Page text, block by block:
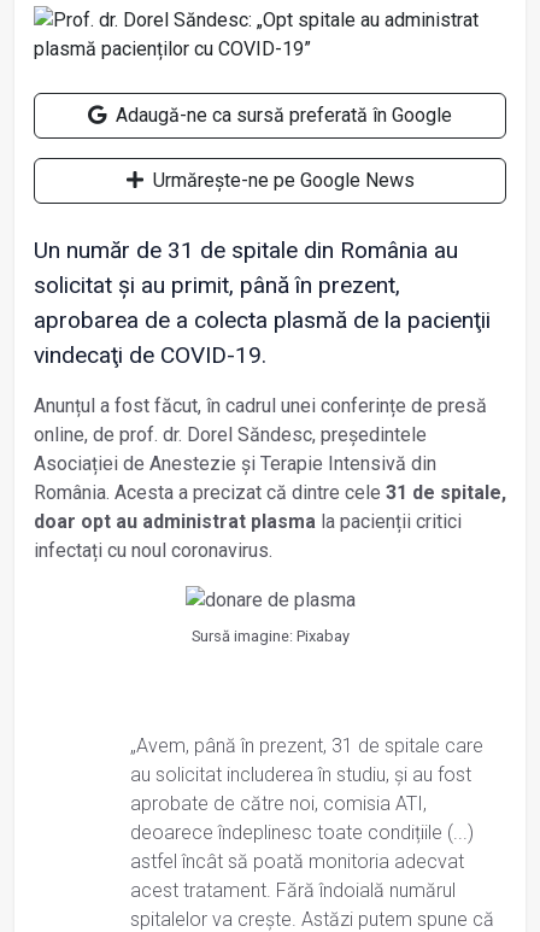
Adaugă-ne ca sursă preferată în Google
Urmărește-ne pe Google News
Un număr de 31 de spitale din România au
solicitat și au primit, până în prezent,
aprobarea de a colecta plasmă de la pacienţii
vindecaţi de COVID-19.
Anunțul a fost făcut, în cadrul unei conferințe de presă
online, de prof. dr. Dorel Săndesc, președintele
Asociației de Anestezie și Terapie Intensivă din
România. Acesta a precizat că dintre cele 31 de spitale,
doar opt au administrat plasma la pacienții critici
infectați cu noul coronavirus.
Sursă imagine: Pixabay
„Avem, până în prezent, 31 de spitale care
au solicitat includerea în studiu, și au fost
aprobate de către noi, comisia ATI,
deoarece îndeplinesc toate condițiile (...)
astfel încât să poată monitoria adecvat
acest tratament. Fără îndoială numărul
spitalelor va crește. Astăzi putem spune că